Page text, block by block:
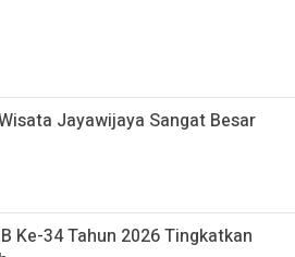
Jayawijaya Sangat Besar
Ke-34 Tahun 2026 Tingkatkan